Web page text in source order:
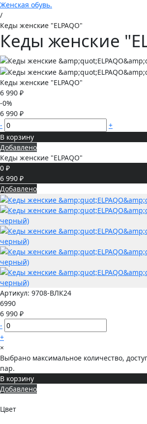
Женская обувь.
/
Кеды женские "ELPAQO"
Кеды женские
Кеды женские "ELPAQO"
6 990 ₽
-0%
6 990 ₽
-
+
В корзину
Добавлено
Кеды женские "ELPAQO"
0 ₽
6 990 ₽
Добавлено
Артикул: 9708-ВЛК24
6990
6 990 ₽
-
+
×
Выбрано максимальное количество,
пар.
В корзину
Добавлено
Цвет